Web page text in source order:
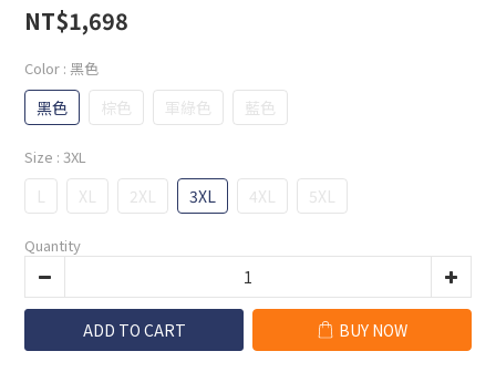
NT$1,698
Color : 黑色
黑色 棕色 軍綠色 藍色
Size : 3XL
L XL 2XL 3XL 4XL 5XL
Quantity
ADD TO CART BUY NOW